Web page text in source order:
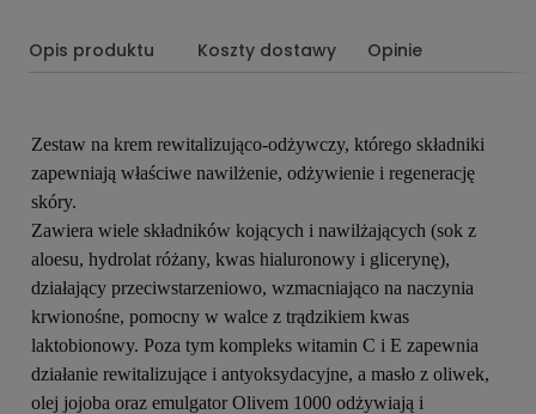
Opis produktu Koszty dostawy Opinie
Zestaw na krem rewitalizująco-odżywczy, którego składniki
zapewniają właściwe nawilżenie, odżywienie i regenerację
skóry.
Zawiera wiele składników kojących i nawilżających (sok z
aloesu, hydrolat różany, kwas hialuronowy i glicerynę),
działający przeciwstarzeniowo, wzmacniająco na naczynia
krwionośne, pomocny w walce z trądzikiem kwas
laktobionowy. Poza tym kompleks witamin C i E zapewnia
działanie rewitalizujące i antyoksydacyjne, a masło z oliwek,
olej jojoba oraz emulgator Olivem 1000 odżywiają i